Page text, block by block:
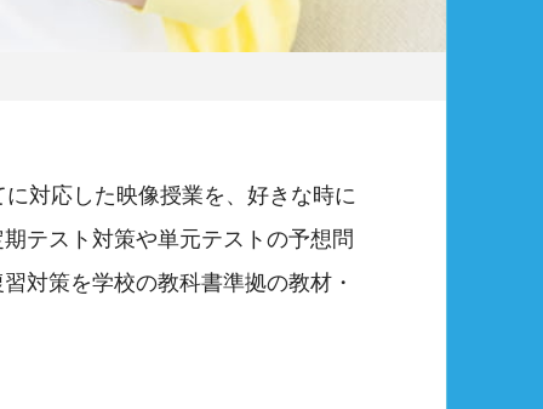
対応した映像授業を、好きな時に
テスト対策や単元テストの予想問
対策を学校の教科書準拠の教材・